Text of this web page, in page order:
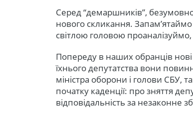
Серед “демаршників”,
нового скликання.
світлою головою проаналізуймо,
Попереду в наших обранців
їхнього депутатства вони
міністра оборони і голови СБУ,
початку каденції: про зняття
відповідальність за незаконне